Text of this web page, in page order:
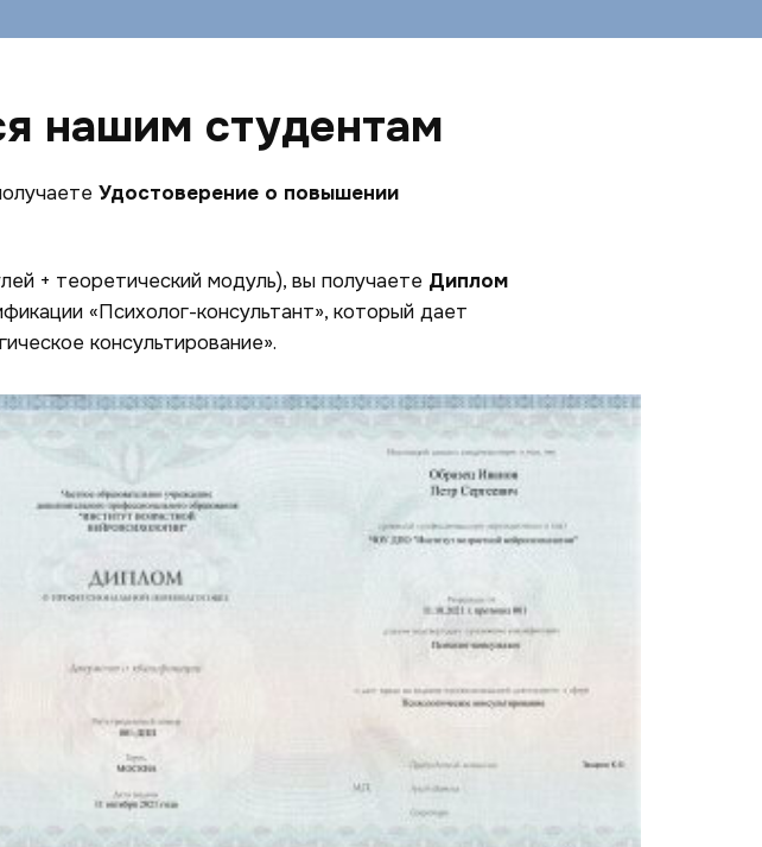
нашим студентам
Удостоверение о повышении
+ теоретический модуль), вы получаете Диплом
«Психолог-консультант», который дает
консультирование».